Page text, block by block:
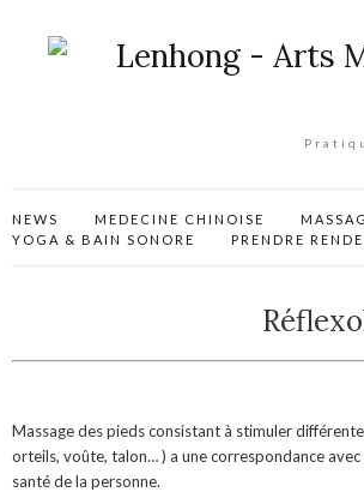
NEWS MEDECINE CHINOISE
YOGA & BAIN SONORE
PRENDRE
Massage des pieds consistant à stimuler
orteils, voûte, talon… ) a une correspondance
santé de la personne.